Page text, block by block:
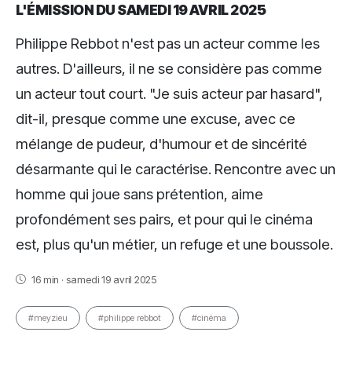
L'ÉMISSION DU SAMEDI 19 AVRIL 2025
Philippe Rebbot n'est pas un acteur comme les
autres. D'ailleurs, il ne se considère pas comme
un acteur tout court. "Je suis acteur par hasard",
dit-il, presque comme une excuse, avec ce
mélange de pudeur, d'humour et de sincérité
désarmante qui le caractérise. Rencontre avec un
homme qui joue sans prétention, aime
profondément ses pairs, et pour qui le cinéma
est, plus qu'un métier, un refuge et une boussole.
16 min · samedi 19 avril 2025
#meyzieu #philippe rebbot #cinéma